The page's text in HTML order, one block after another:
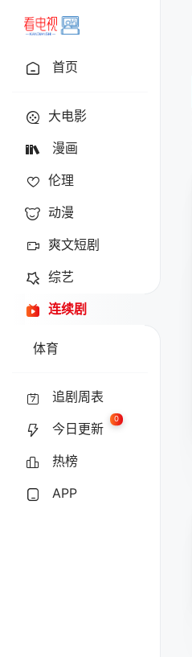
首页
大电影
漫画
伦理
动漫
爽文短剧
综艺
连续剧
体育
追剧周表
今日更新
0
热榜
APP